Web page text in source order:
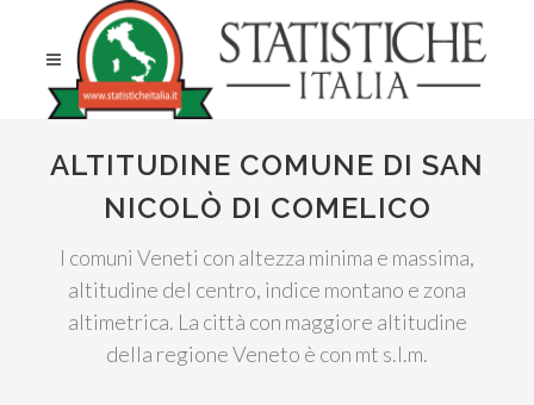
ALTITUDINE COMUNE DI SAN
NICOLÒ DI COMELICO
I comuni Veneti con altezza minima e massima,
altitudine del centro, indice montano e zona
altimetrica. La città con maggiore altitudine
della regione Veneto è con mt s.l.m.